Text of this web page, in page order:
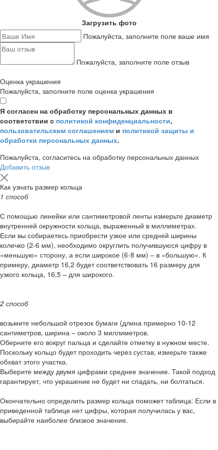
Загрузить фото
Пожалуйста, заполните поле ваше имя
Пожалуйста, заполните поле отзыв
Оценка украшения
Пожалуйста, заполните поле оценка украшения
Я согласен на обработку персональных данных в
соответствии с политикой конфиденциальности,
пользовательским соглашением и политикой защиты и
обработки персональных данных.
Пожалуйста, согласитесь на обработку персональных данных
Добавить отзыв
Как узнать размер кольца
1 способ
С помощью линейки или сантиметровой ленты измерьте диаметр
внутренней окружности кольца, выраженный в миллиметрах.
Если вы собираетесь приобрести узкое или средней ширины
колечко (2-6 мм), необходимо округлить получившуюся цифру в
«меньшую» сторону, а если широкое (6-8 мм) – в «большую». К
примеру, диаметр 16,2 будет соответствовать 16 размеру для
узкого кольца, 16,5 – для широкого.
2 способ
возьмите небольшой отрезок бумаги (длина примерно 10-12
сантиметров, ширина – около 3 миллиметров.
Оберните его вокруг пальца и сделайте отметку в нужном месте.
Поскольку кольцо будет проходить через сустав, измерьте также
обхват этого участка.
Выберите между двумя цифрами среднее значение. Такой подход
гарантирует, что украшение не будет ни спадать, ни болтаться.
Окончательно определить размер кольца поможет таблица: Если в
приведенной таблице нет цифры, которая получилась у вас,
выбирайте наиболее близкое значение.